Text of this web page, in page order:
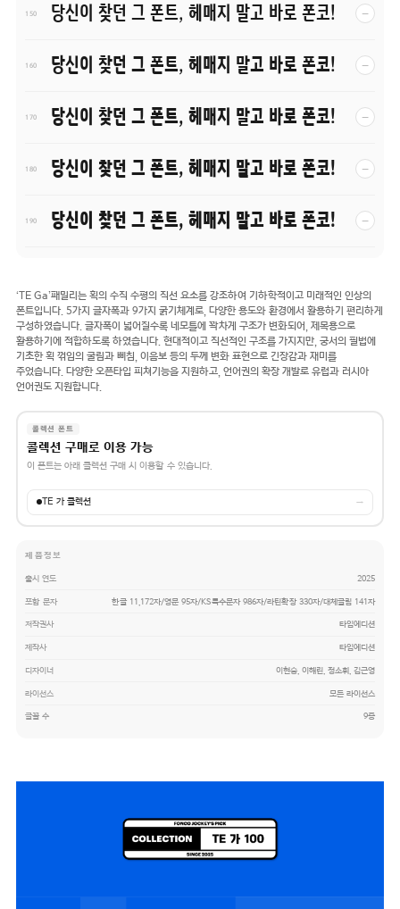
150 당신이 찾던 그 폰트, 헤매지 말고 바로 폰코! −
160 당신이 찾던 그 폰트, 헤매지 말고 바로 폰코! −
170 당신이 찾던 그 폰트, 헤매지 말고 바로 폰코! −
180 당신이 찾던 그 폰트, 헤매지 말고 바로 폰코! −
190 당신이 찾던 그 폰트, 헤매지 말고 바로 폰코! −
‘TE Ga’패밀리는 획의 수직 수평의 직선 요소를 강조하여 기하학적이고 미래적인 인상의
폰트입니다. 5가지 글자폭과 9가지 굵기체계로, 다양한 용도와 환경에서 활용하기 편리하게
구성하였습니다. 글자폭이 넓어질수록 네모틀에 꽉차게 구조가 변화되어, 제목용으로
활용하기에 적합하도록 하였습니다. 현대적이고 직선적인 구조를 가지지만, 궁서의 필법에
기초한 획 꺾임의 굴림과 삐침, 이음보 등의 두께 변화 표현으로 긴장감과 재미를
주었습니다. 다양한 오픈타입 피쳐기능을 지원하고, 언어권의 확장 개발로 유럽과 러시아
언어권도 지원합니다.
콜렉션 폰트
콜렉션 구매로 이용 가능
이 폰트는 아래 콜렉션 구매 시 이용할 수 있습니다.
TE 가 콜렉션 →
제품정보
출시 연도 2025
포함 문자 한글 11,172자/영문 95자/KS특수문자 986자/라틴확장 330자/대체글립 141자
저작권사 타입에디션
제작사 타입에디션
디자이너 이현승, 이해린, 정소휘, 김근영
라이선스 모든 라이선스
글꼴 수 9종